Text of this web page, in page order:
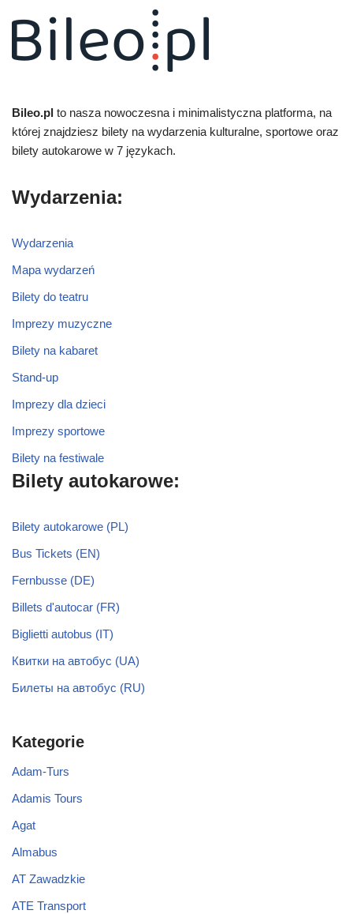
Bileo.pl to nasza nowoczesna i minimalistyczna platforma, na
której znajdziesz bilety na wydarzenia kulturalne, sportowe oraz
bilety autokarowe w 7 językach.
Wydarzenia:
Wydarzenia
Mapa wydarzeń
Bilety do teatru
Imprezy muzyczne
Bilety na kabaret
Stand-up
Imprezy dla dzieci
Imprezy sportowe
Bilety na festiwale
Bilety autokarowe:
Bilety autokarowe (PL)
Bus Tickets (EN)
Fernbusse (DE)
Billets d'autocar (FR)
Biglietti autobus (IT)
Квитки на автобус (UA)
Билеты на автобус (RU)
Kategorie
Adam-Turs
Adamis Tours
Agat
Almabus
AT Zawadzkie
ATE Transport